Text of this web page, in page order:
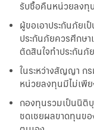
รับซื้อคืนหน่วยลงทุน
ผู้ขอเอาประกันภัยเ
ประกันภัยควรศึกษา
ตัดสินใจทำประกันภั
ในระหว่างสัญญา ก
หน่วยลงทุนมีไม่เพี
กองทุนรวมเป็นนิติ
ชดเชยผลขาดทุนขอ